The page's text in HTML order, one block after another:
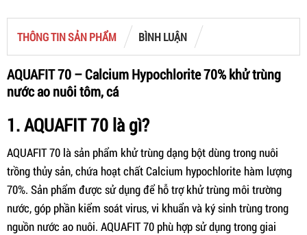
THÔNG TIN SẢN PHẨM BÌNH LUẬN
AQUAFIT 70 – Calcium Hypochlorite 70% khử trùng
nước ao nuôi tôm, cá
1. AQUAFIT 70 là gì?
AQUAFIT 70 là sản phẩm khử trùng dạng bột dùng trong nuôi
trồng thủy sản, chứa hoạt chất Calcium hypochlorite hàm lượng
70%. Sản phẩm được sử dụng để hỗ trợ khử trùng môi trường
nước, góp phần kiểm soát virus, vi khuẩn và ký sinh trùng trong
nguồn nước ao nuôi. AQUAFIT 70 phù hợp sử dụng trong giai